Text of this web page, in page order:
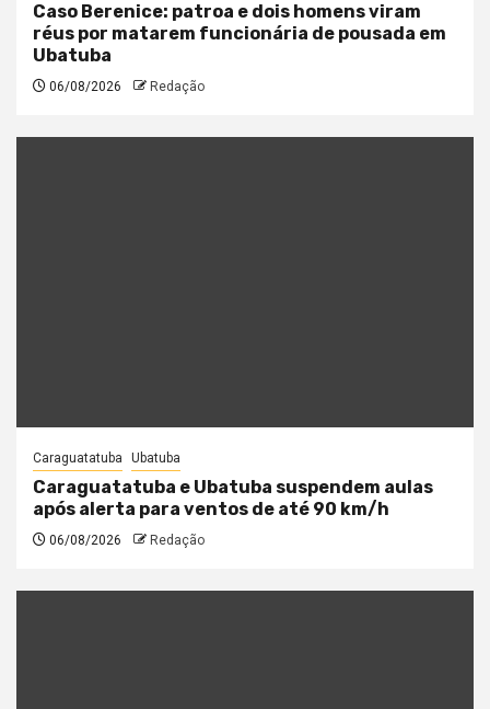
Caso Berenice: patroa e dois homens viram
réus por matarem funcionária de pousada em
Ubatuba
06/08/2026 Redação
Caraguatatuba Ubatuba
Caraguatatuba e Ubatuba suspendem aulas
após alerta para ventos de até 90 km/h
06/08/2026 Redação